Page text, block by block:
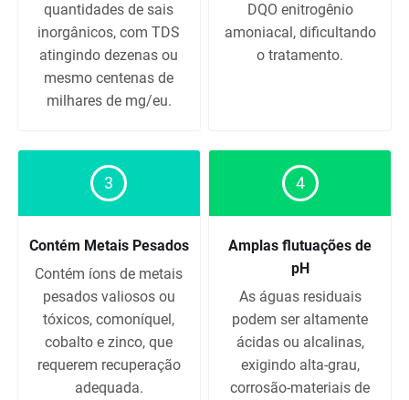
quantidades de sais
inorgânicos, com TDS
atingindo dezenas ou
mesmo centenas de
milhares de mg/eu.
DQO enitrogênio
amoniacal, dificultando
o tratamento.
3
Contém Metais Pesados
Contém íons de metais
pesados valiosos ou
tóxicos, comoníquel,
cobalto e zinco, que
requerem recuperação
adequada.
4
Amplas flutuações de
pH
As águas residuais
podem ser altamente
ácidas ou alcalinas,
exigindo alta-grau,
corrosão-materiais de